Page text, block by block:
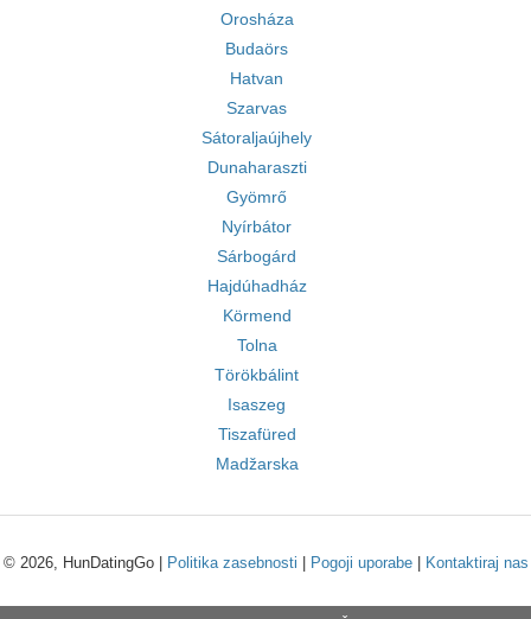
Orosháza
Budaörs
Hatvan
Szarvas
Sátoraljaújhely
Dunaharaszti
Gyömrő
Nyírbátor
Sárbogárd
Hajdúhadház
Körmend
Tolna
Törökbálint
Isaszeg
Tiszafüred
Madžarska
© 2026, HunDatingGo | Politika zasebnosti Pogoji uporabe| Kontaktiraj nas